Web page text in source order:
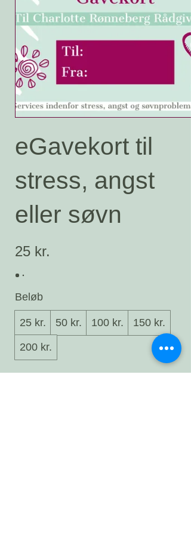
eGavekort til
stress, angst
eller søvn
25 kr.
Beløb
25 kr. 50 kr. 100 kr. 150 kr.
200 kr.